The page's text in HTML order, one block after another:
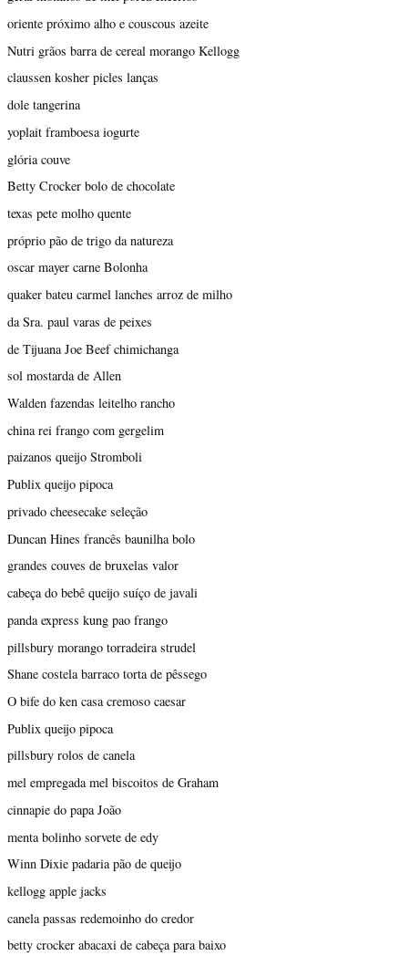
oriente próximo alho e couscous azeite
Nutri grãos barra de cereal morango Kellogg
claussen kosher picles lanças
dole tangerina
yoplait framboesa iogurte
glória couve
Betty Crocker bolo de chocolate
texas pete molho quente
próprio pão de trigo da natureza
oscar mayer carne Bolonha
quaker bateu carmel lanches arroz de milho
da Sra. paul varas de peixes
de Tijuana Joe Beef chimichanga
sol mostarda de Allen
Walden fazendas leitelho rancho
china rei frango com gergelim
paizanos queijo Stromboli
Publix queijo pipoca
privado cheesecake seleção
Duncan Hines francês baunilha bolo
grandes couves de bruxelas valor
cabeça do bebê queijo suíço de javali
panda express kung pao frango
pillsbury morango torradeira strudel
Shane costela barraco torta de pêssego
O bife do ken casa cremoso caesar
Publix queijo pipoca
pillsbury rolos de canela
mel empregada mel biscoitos de Graham
cinnapie do papa João
menta bolinho sorvete de edy
Winn Dixie padaria pão de queijo
kellogg apple jacks
canela passas redemoinho do credor
betty crocker abacaxi de cabeça para baixo